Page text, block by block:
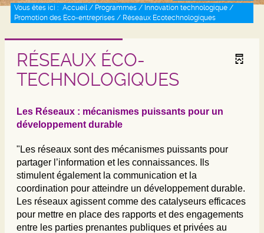
Vous êtes ici : Accueil / Programmes / Innovation technologique /
Promotion des Eco-entreprises / Réseaux Ecotechnologiques
RÉSEAUX ÉCO-
TECHNOLOGIQUES
Les Réseaux : mécanismes puissants pour un
développement durable
"Les réseaux sont des mécanismes puissants pour
partager l’information et les connaissances. Ils
stimulent également la communication et la
coordination pour atteindre un développement durable.
Les réseaux agissent comme des catalyseurs efficaces
pour mettre en place des rapports et des engagements
entre les parties prenantes publiques et privées au